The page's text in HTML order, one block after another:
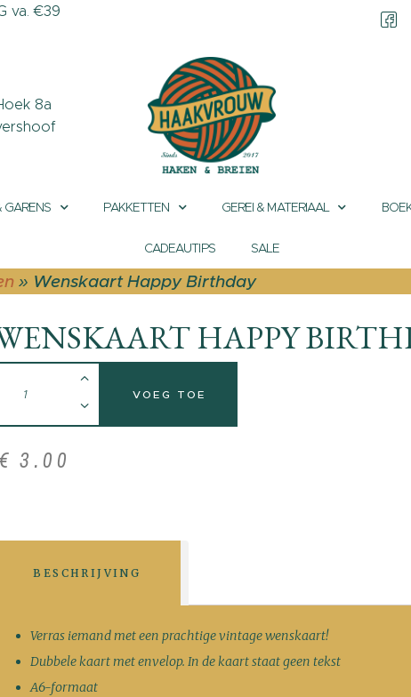
va. €39
8a
PAKKETTEN GEREI & MATERIAAL
CADEAUTIPS SALE
» Wenskaart Happy Birthday
CONTACT &
OPENINGSTIJDEN
OVER HAAKVROUW
MIJN ACCOUNT
HAPPY
VOEG TOE
€ 3 . 00
BESCHRIJVING
Verras iemand met een prachtige vintage wenskaart!
Dubbele kaart met envelop. In de kaart staat geen tekst
A6-formaat